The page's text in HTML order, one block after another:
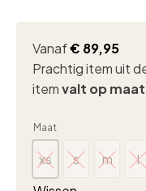
Vanaf€ 89,95
Prachtig item uit
itemvalt op
Maat
xs
xs
s
s
m
m
l
l